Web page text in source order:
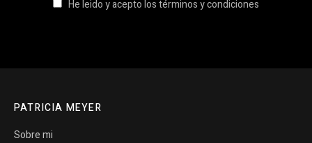
He leido y acepto los términos y condiciones
PATRICIA MEYER
Sobre mi